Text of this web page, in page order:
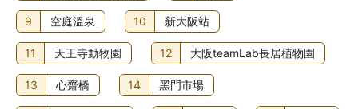
9 空庭溫泉 10 新大阪站
11 天王寺動物園 12 大阪teamLab長居植物園
13 心齋橋 14 黑門市場